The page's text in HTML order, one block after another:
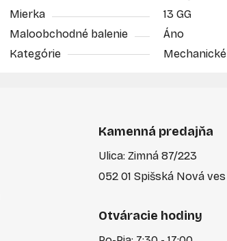
Mierka
13 GG
Maloobchodné balenie
Áno
Kategórie
Mechanické
Kamenná predajňa
Ulica: Zimná 87/223
052 01 Spišská Nová ves
Otváracie hodiny